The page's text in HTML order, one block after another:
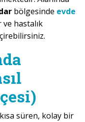
bölgesinde evde
hastalık
süren, kolay bir